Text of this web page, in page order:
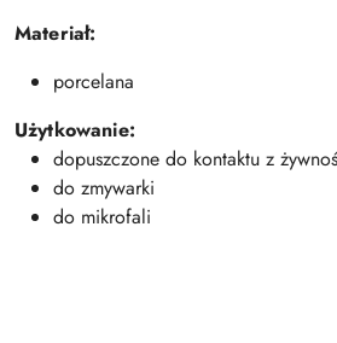
Materiał:
porcelana
Użytkowanie:
dopuszczone do kontaktu z
do zmywarki
do mikrofali